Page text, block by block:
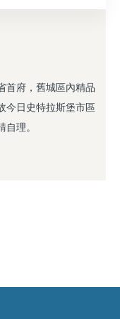
首府，舊城區內精品
今日史特拉斯堡市區
理。